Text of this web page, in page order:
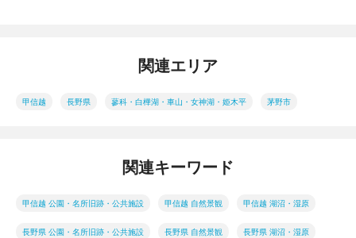
関連エリア
甲信越 長野県 蓼科・白樺湖・車山・女神湖・姫木平 茅野市
関連キーワード
甲信越 公園・名所旧跡・公共施設 甲信越 自然景観 甲信越 湖沼・湿原
長野県 公園・名所旧跡・公共施設 長野県 自然景観 長野県 湖沼・湿原